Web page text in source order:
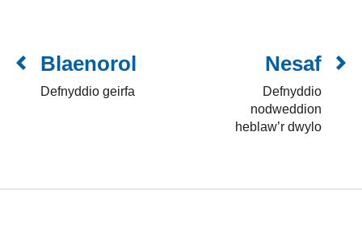
Blaenorol
Defnyddio geirfa
Nesaf
Defnyddio
nodweddion
heblaw’r dwylo